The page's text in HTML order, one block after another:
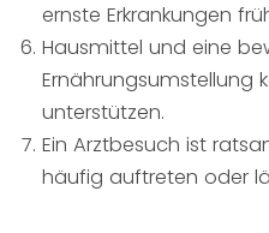
ernste Erkrankungen
Hausmittel und eine
Ernährungsumstellung
unterstützen.
Ein Arztbesuch ist
häufig auftreten oder